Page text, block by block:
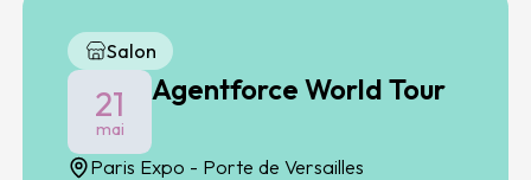
Salon
21
mai
Agentforce World Tour
Paris Expo - Porte de Versailles